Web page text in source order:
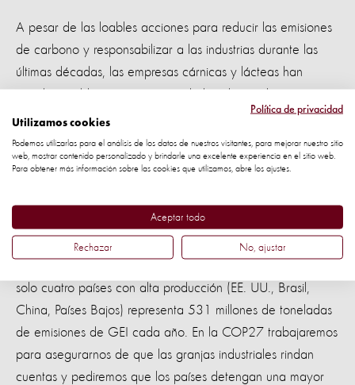
A pesar de las loables acciones para reducir las emisiones
de carbono y responsabilizar a las industrias durante las
últimas décadas, las empresas cárnicas y lácteas han
estado notablemente ausentes de los planes climáticos
globales y nacionales de los países. Pero la carne y los
productos lácteos provenientes de sistemas de producción
intensiva, conocidos como granjas industriales,son
gases de efecto invernadero (GEI).
Investigaciones recientes de World Animal Protection
solo cuatro países con alta producción (EE. UU., Brasil,
China, Países Bajos) representa 531 millones de toneladas
de emisiones de GEI cada año. En la COP27 trabajaremos
para asegurarnos de que las granjas industriales rindan
cuentas y pediremos que los países detengan una mayor
Política de privacidad
Utilizamos cookies
Podemos utilizarlas para el análisis de los datos de nuestros visitantes, para mejorar nuestro sitio
web, mostrar contenido personalizado y brindarle una excelente experiencia en el sitio web.
Para obtener más información sobre las cookies que utilizamos, abre los ajustes.
Aceptar todo
Rechazar No, ajustar